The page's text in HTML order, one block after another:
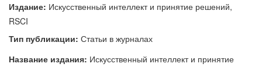
Издание: Искусственный интеллект и принятие решений,
RSCI
Тип публикации: Статьи в журналах
Название издания: Искусственный интеллект и принятие